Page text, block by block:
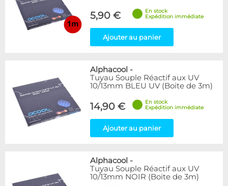
5,90 €
En stock
Expédition immédiate
Ajouter au panier
Alphacool -
Tuyau Souple Réactif aux UV
10/13mm BLEU UV (Boite de 3m)
14,90 €
En stock
Expédition immédiate
Ajouter au panier
Alphacool -
Tuyau Souple Réactif aux UV
10/13mm NOIR (Boite de 3m)